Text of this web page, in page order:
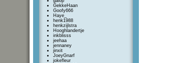
GekkeHaan
Goofy666
Haye_
henk1988
henkzijlstra
Hooghlandertje
inkblisss
jeehaa
jennaney
jinxit
JoeyGnarf
jokefleur